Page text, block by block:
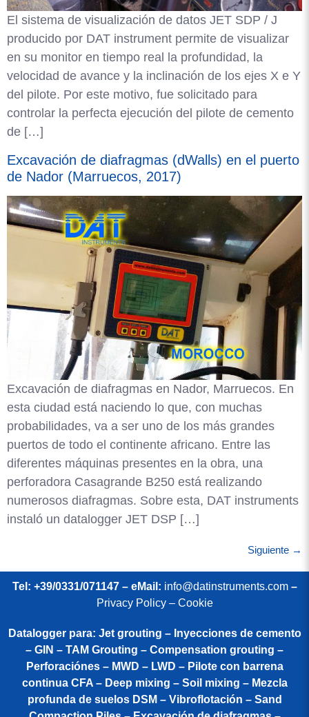
El sistema de visualización de datos JET SDP / J
producido por DAT instrument permite de visualizar
en su monitor en tiempo real la profundidad, la
velocidad de avance y la inclinación de los ejes X e Y
del pilote. Por este motivo, fue solicitado para
controlar la perfecta ejecución del pilote de cemento
de […]
Excavación de diafragmas (dWalls) en el puerto
de Nador (Marruecos, 2017)
Excavación de diafragmas en Nador, Marruecos. En
esta ciudad está naciendo lo que, con muchas
probabilidades, va a ser uno de los más grandes
puertos de todo el continente africano. Entre las
diferentes máquinas presentes en la obra, una
perforadora Casagrande B250 está realizando
numerosos diafragmas. Sobre esta, DAT instruments
instaló un datalogger JET DSP […]
Siguiente →
Tel: +39/0331/071147 – eMail: info@datinstruments.com–
Privacy Policy – Cookie
Datalogger para: Jet grouting – Inyecciones de cemento
– GIN – TAM Grouting – Compensation grouting –
Perforaciónes – MWD – LWD – Pilote con barrena
continua CFA – Deep mixing – Soil mixing – Mezcla
profunda de suelos DSM – Vibroflotación – Sand